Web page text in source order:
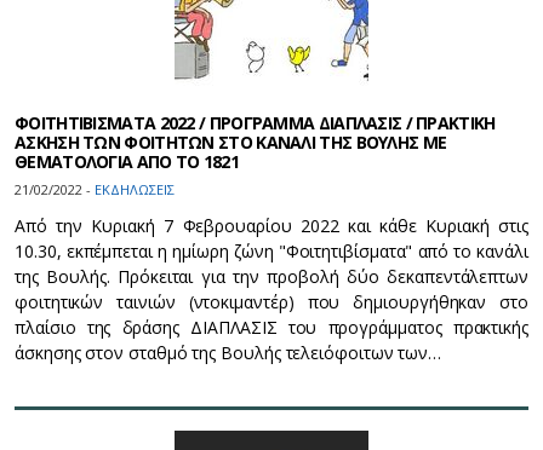
ΦΟΙΤΗΤΙΒΙΣΜΑΤΑ 2022 / ΠΡΟΓΡΑΜΜΑ ΔΙΑΠΛΑΣΙΣ / ΠΡΑΚΤΙΚΗ
ΑΣΚΗΣΗ ΤΩΝ ΦΟΙΤΗΤΩΝ ΣΤΟ ΚΑΝΑΛΙ ΤΗΣ ΒΟΥΛΗΣ ΜΕ
ΘΕΜΑΤΟΛΟΓΙΑ ΑΠΟ ΤΟ 1821
21/02/2022 - ΕΚΔΗΛΩΣΕΙΣ
Από την Κυριακή 7 Φεβρουαρίου 2022 και κάθε Κυριακή στις
10.30, εκπέμπεται η ημίωρη ζώνη "Φοιτητιβίσματα" από το κανάλι
της Βουλής. Πρόκειται για την προβολή δύο δεκαπεντάλεπτων
φοιτητικών ταινιών (ντοκιμαντέρ) που δημιουργήθηκαν στο
πλαίσιο της δράσης ΔΙΑΠΛΑΣΙΣ του προγράμματος πρακτικής
άσκησης στον σταθμό της Βουλής τελειόφοιτων των…